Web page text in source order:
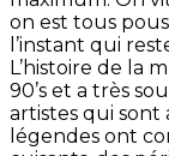
on est tous
l’instant qui
L’histoire de la
90’s et a très
artistes qui sont
légendes ont